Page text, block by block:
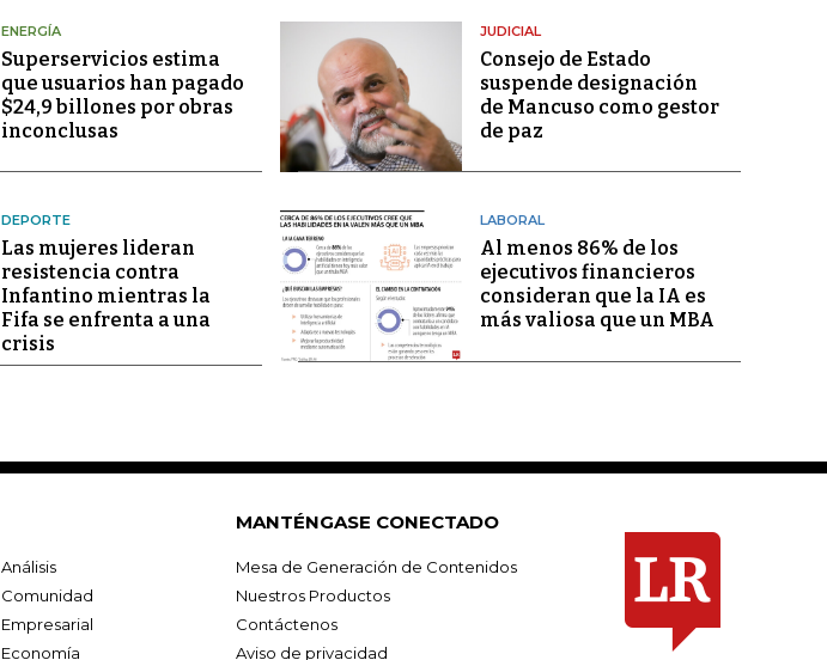
ENERGÍA
Superservicios estima
que usuarios han pagado
$24,9 billones por obras
inconclusas
JUDICIAL
Consejo de Estado
suspende designación
de Mancuso como gestor
de paz
DEPORTE
Las mujeres lideran
resistencia contra
Infantino mientras la
Fifa se enfrenta a una
crisis
LABORAL
Al menos 86% de los
ejecutivos financieros
consideran que la IA es
más valiosa que un MBA
Análisis
Comunidad
Empresarial
Economía
MANTÉNGASE CONECTADO
Mesa de Generación de Contenidos
Nuestros Productos
Contáctenos
Aviso de privacidad